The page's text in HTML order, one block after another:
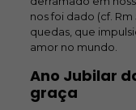
nos foi dado (cf. Rm
quedas, que
amor no mundo.
Ano Jubilar
graça